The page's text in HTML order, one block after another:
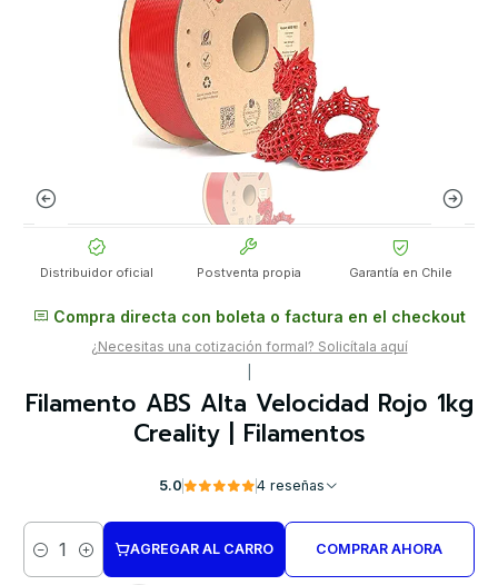
Distribuidor oficial Postventa propia Garantía en Chile
Compra directa con boleta o factura en el checkout
¿Necesitas una cotización formal? Solicítala aquí
Filamento ABS Alta Velocidad Rojo 1kg
Creality | Filamentos
5.0 4 reseñas
Cantidad
AGREGAR AL CARRO COMPRAR AHORA